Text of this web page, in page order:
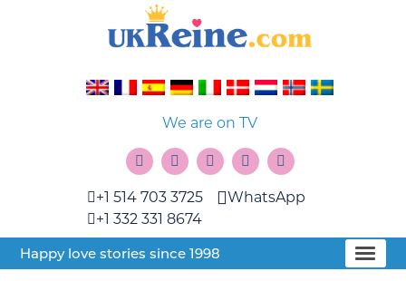
We are on TV
+1 514 703 3725
+1 332 331 8674
WhatsApp
Happy love stories since 1998